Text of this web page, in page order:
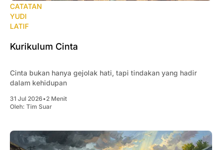
CATATAN
YUDI
LATIF
Kurikulum Cinta
Cinta bukan hanya gejolak hati, tapi tindakan yang hadir
dalam kehidupan
31 Jul 2026•2 Menit
Oleh: Tim Suar